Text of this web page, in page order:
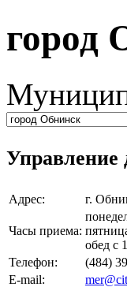
город
Управление
Адрес: г.
Часы приема:
обед с
Телефон:
(484)
E-mail: